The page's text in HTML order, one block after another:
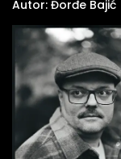
Autor: Đorđe Bajić